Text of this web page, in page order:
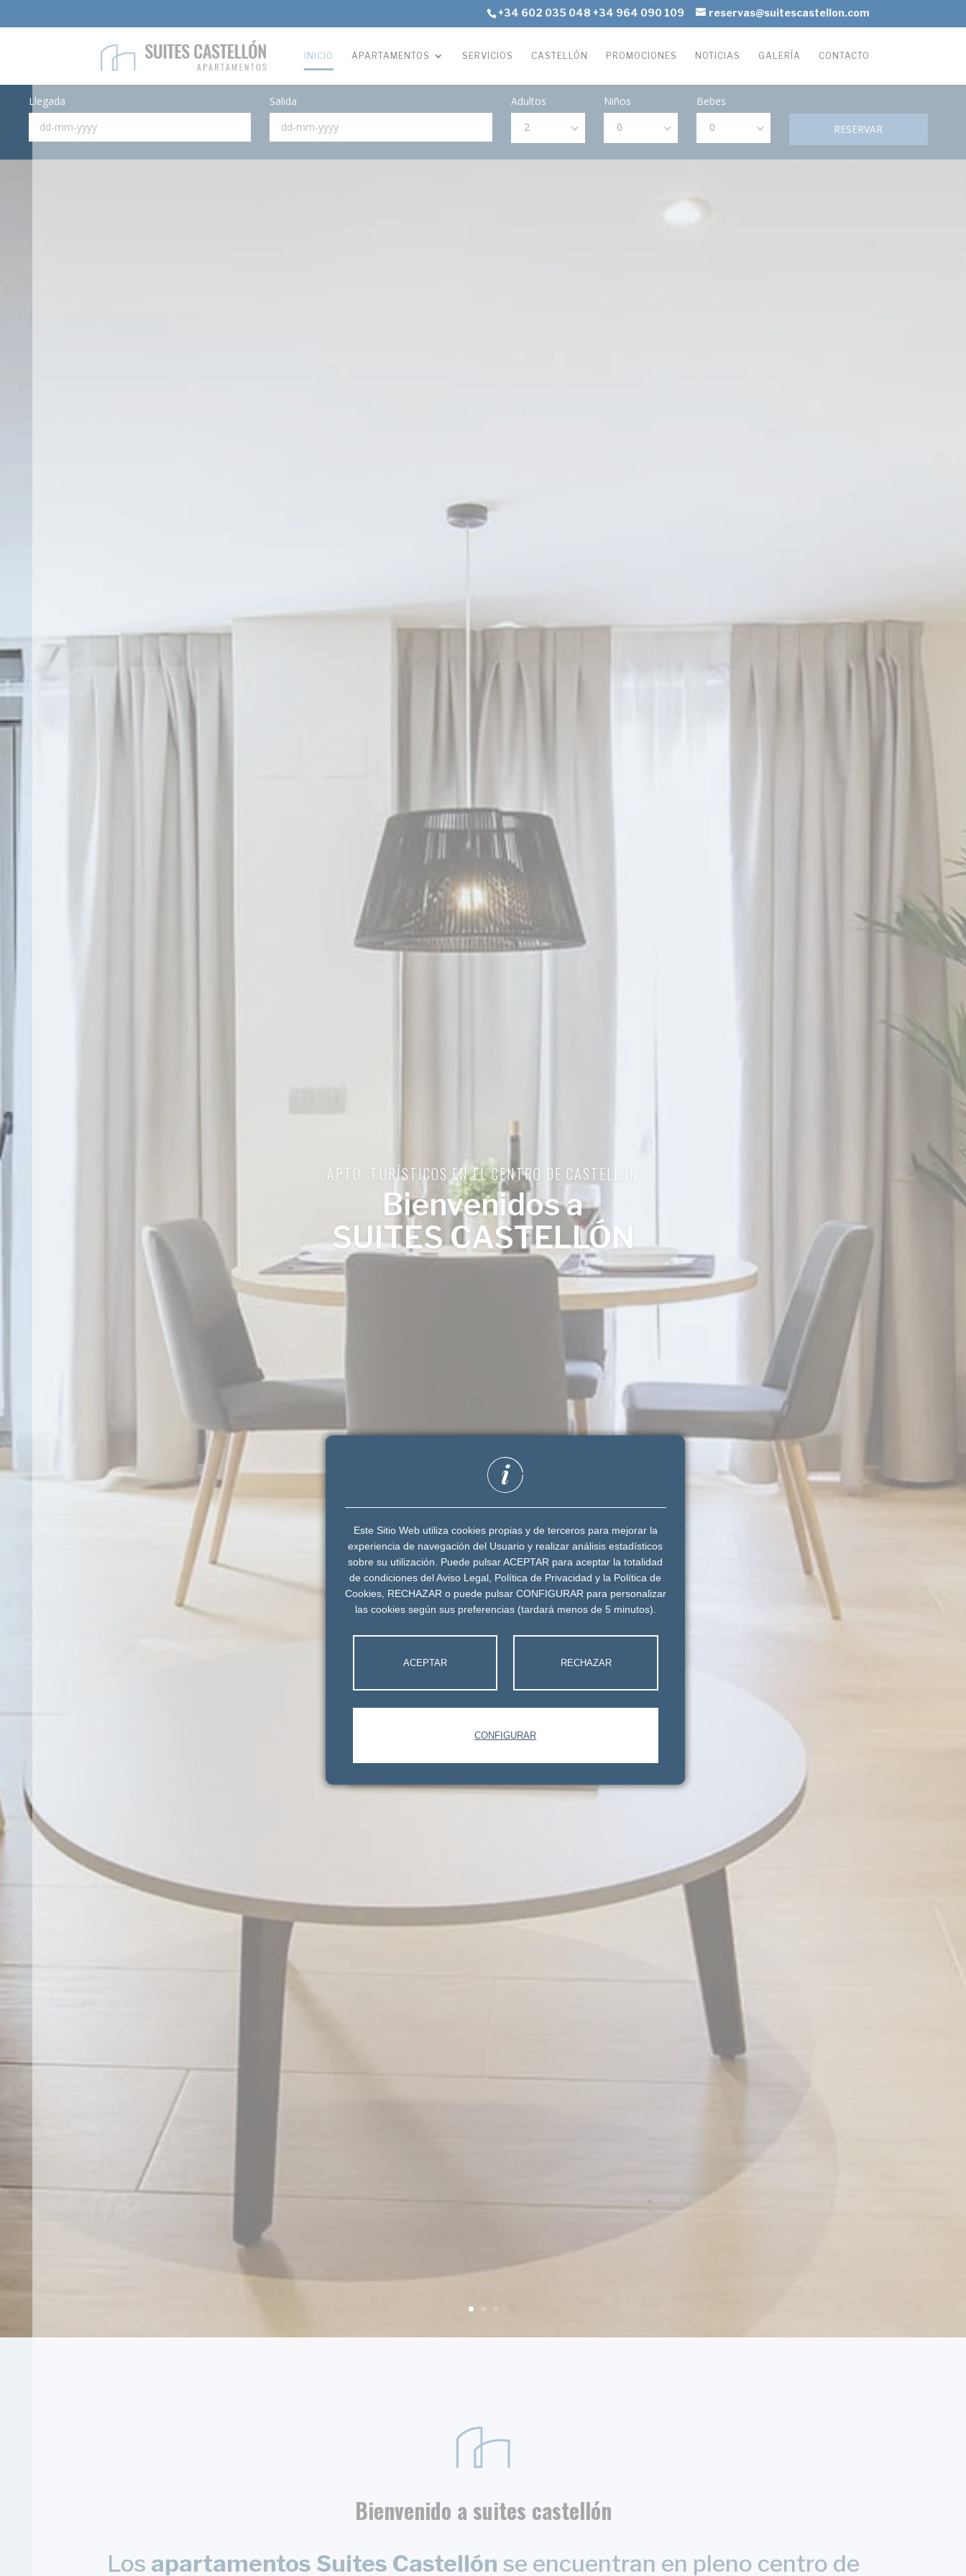
+34 602 035 048 +34 964 090 109 reservas@suitescastellon.com
INICIO APARTAMENTOS SERVICIOS CASTELLÓN PROMOCIONES NOTICIAS GALERÍA CONTACTO
APTO. TURÍSTICOS EN EL CENTRO DE CASTELLÓN
Bienvenidos a
SUITES CASTELLÓN
Llegada Salida
Adultos
2
Niños
0
Bebes
0
Bienvenido a suites castellón
Los apartamentos Suites Castellón se encuentran en pleno centro de
Este Sitio Web utiliza cookies propias y de terceros para mejorar la
experiencia de navegación del Usuario y realizar análisis estadísticos
sobre su utilización. Puede pulsar ACEPTAR para aceptar la totalidad
de condiciones del Aviso Legal, Política de Privacidad y la Política de
Cookies, RECHAZAR o puede pulsar CONFIGURAR para personalizar
las cookies según sus preferencias (tardará menos de 5 minutos).
ACEPTAR RECHAZAR
CONFIGURAR